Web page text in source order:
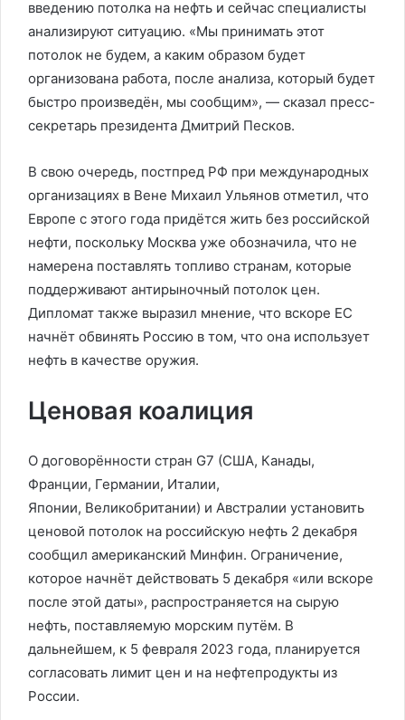
введению потолка на нефть и сейчас специалисты
анализируют ситуацию. «Мы принимать этот
потолок не будем, а каким образом будет
организована работа, после анализа, который будет
быстро произведён, мы сообщим», — сказал пресс-
секретарь президента Дмитрий Песков.
В свою очередь, постпред РФ при международных
организациях в Вене Михаил Ульянов отметил, что
Европе с этого года придётся жить без российской
нефти, поскольку Москва уже обозначила, что не
намерена поставлять топливо странам, которые
поддерживают антирыночный потолок цен.
Дипломат также выразил мнение, что вскоре ЕС
начнёт обвинять Россию в том, что она использует
нефть в качестве оружия.
Ценовая коалиция
О договорённости стран G7 (США, Канады,
Франции, Германии, Италии,
Японии, Великобритании) и Австралии установить
ценовой потолок на российскую нефть 2 декабря
сообщил американский Минфин. Ограничение,
которое начнёт действовать 5 декабря «или вскоре
после этой даты», распространяется на сырую
нефть, поставляемую морским путём. В
дальнейшем, к 5 февраля 2023 года, планируется
согласовать лимит цен и на нефтепродукты из
России.